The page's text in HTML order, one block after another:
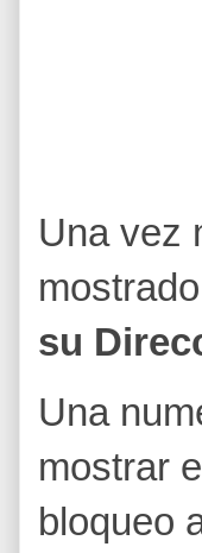
Una vez
su
Una
mostrar
bloqueo